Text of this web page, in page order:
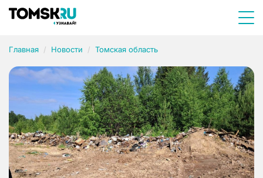
Главная Новости Томская область